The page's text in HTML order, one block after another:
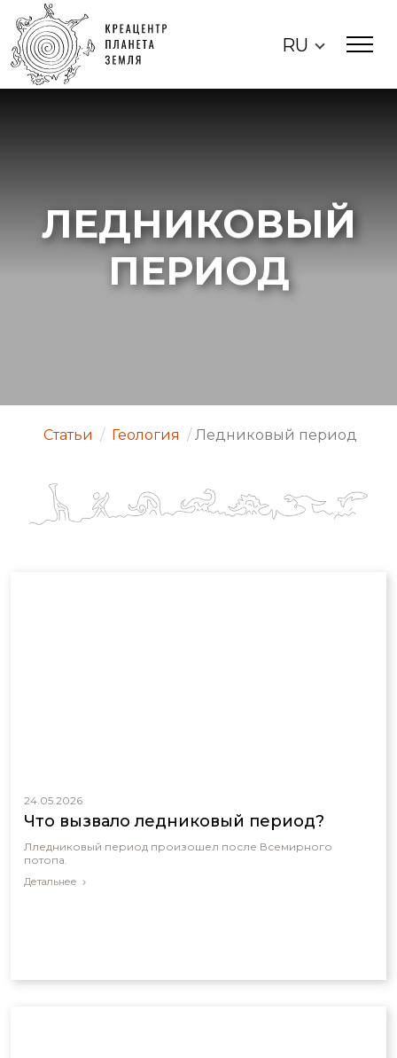
RU
ЛЕДНИКОВЫЙ
ПЕРИОД
Статьи / Геология / Ледниковый период
24.05.2026
Что вызвало ледниковый период?
Лледниковый период произошел после Всемирного
потопа.
Детальнее